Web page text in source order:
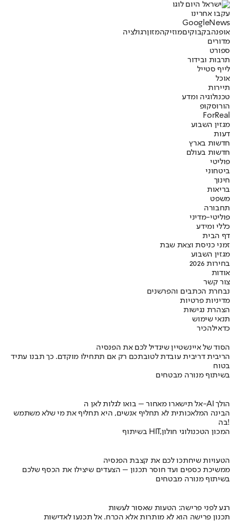
עקבו אחרינו
Googl eNews
אופנהבקבוקיםמוזיקהמזוןרגולציה
מדורים
ספורט
תרבות ובידור
לייף סטייל
אוכל
תיירות
טכנולוגיה ומדע
הורוסקופ
ForReal
מגזין השבוע
דעות
חדשות בארץ
חדשות בעולם
פוליטי
ביטחוני
חינוך
בריאות
משפט
תחבורה
פוליטי-מדיני
כללי ומידע
דף הבית
זמני כניסת וצאת שבת
מגזין השבוע
בחירות 2026
אודות
צור קשר
נבחרת הכתבים והפרשנים
מדיניות פרטיות
הצהרת נגישות
תנאי שימוש
כדאילהכיר
הסוד של איינשטיין שיגדיל לכם את הפנסיה
הריבית דריבית עובדת לטובתכם רק אם תתחילו מוקדם. כך תבנו עתיד
בטוח
בשיתוף מנורה מבטחים
אל תישארו מאחור – בואו לגלות לאן ה-AI הולך
הבינה המלאכותית לא תחליף אנשים, היא תחליף את מי שלא משתמש
בה!
בשיתוף HIT,המכון הטכנולוגי חולון
הטעויות שיחתכו לכם את קצבת הפנסיה
ממשיכת כספים ועד חוסר תכנון – הצעדים שיצילו את הכסף שלכם
בשיתוף מנורה מבטחים
רגע לפני פרישה: הטעות שאסור לעשות
תכנון פרישה הוא לא מותרות אלא הכרח. אל תכנעו לאדישות